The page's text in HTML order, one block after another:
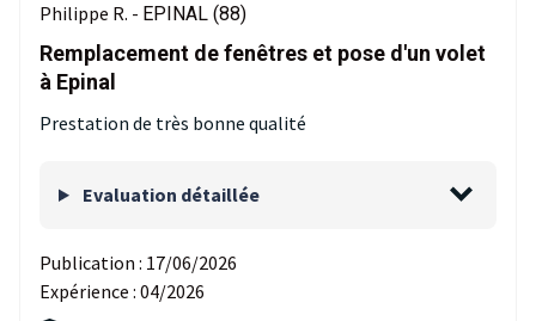
Philippe R. - EPINAL (88)
Remplacement de fenêtres et pose d'un volet
à Epinal
Prestation de très bonne qualité
Evaluation détaillée
Publication : 17/06/2026
Expérience : 04/2026